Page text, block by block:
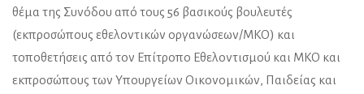
θέμα της Συνόδου από τους 56 βασικούς βουλευτές
(εκπροσώπους εθελοντικών οργανώσεων/ΜΚΟ) και
τοποθετήσεις από τον Επίτροπο Εθελοντισμού και ΜΚΟ και
εκπροσώπους των Υπουργείων Οικονομικών, Παιδείας και